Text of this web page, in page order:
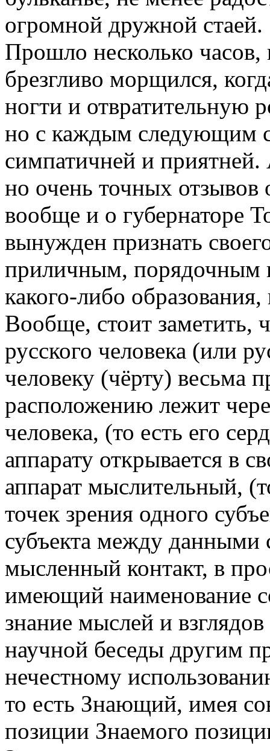
огромной дружной стаей.
Прошло несколько часов,
брезгливо морщился,
ногти и отвратительную
но с каждым следующим
симпатичней и
но очень точных отзывов
вообще и о губернаторе
вынужден признать
приличным, порядочным
какого-либо
Вообще, стоит заметить,
русского человека (или
человеку (чёрту) весьма
расположению лежит
человека, (то есть его
аппарату открывается в
аппарат мыслительный,
точек зрения одного
субъекта между данными
мысленный контакт, в
имеющий наименование
знание мыслей и
научной беседы другим
нечестному
то есть Знающий, имея
позиции Знаемого